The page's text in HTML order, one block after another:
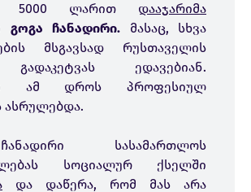
5000 ლარით დააჯარიმა
გოგა ჩანადირი. მასაც, სხვა
მსგავსად რუსთაველის
გადაკეტვას ედავებიან.
ამ დროს პროფესიულ
ასრულებდა.
სასამართლოს
სოციალურ ქსელში
და დაწერა, რომ მას არა